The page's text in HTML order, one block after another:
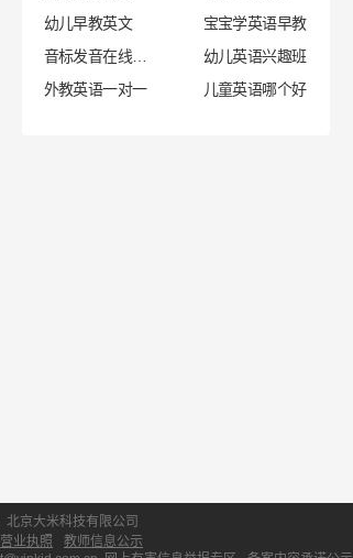
幼儿早教英文
宝宝学英语早教
幼儿英语兴趣班
外教英语一对一
儿童英语哪个好
北京大米科技有限公司
营业执照
教师信息公示